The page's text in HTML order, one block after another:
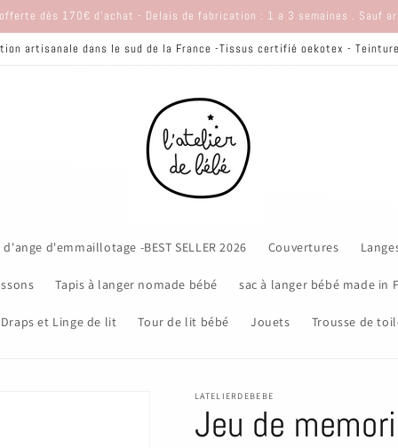
dès 170€ d'achat - Delais de fabrication : 1 a 3 semaines . Sauf
artisanale dans le sud de la France -Tissus certifié oekotex -
d'ange d'emmaillotage -BEST SELLER 2026 Couvertures
Tapis à langer nomade bébé sac à langer bébé made in
Draps et Linge de lit Tour de lit bébé Jouets Trousse de
LATELIERDEBEBE
Jeu de